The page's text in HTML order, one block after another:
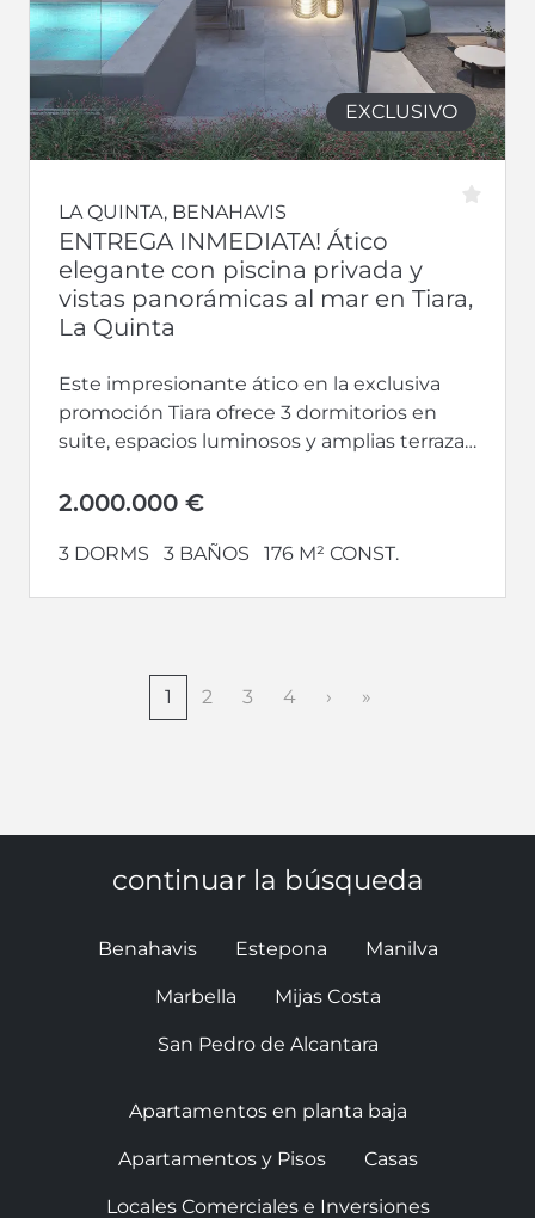
EXCLUSIVO
LA QUINTA, BENAHAVIS
ENTREGA INMEDIATA! Ático
elegante con piscina privada y
vistas panorámicas al mar en Tiara,
La Quinta
Este impresionante ático en la exclusiva
promoción Tiara ofrece 3 dormitorios en
suite, espacios luminosos y amplias terrazas
al...
2.000.000 €
3 DORMS 3 BAÑOS 176 M² CONST.
1 2 3 4 › »
continuar la búsqueda
Benahavis Estepona Manilva
Marbella Mijas Costa
San Pedro de Alcantara
Apartamentos en planta baja
Apartamentos y Pisos Casas
Locales Comerciales e Inversiones